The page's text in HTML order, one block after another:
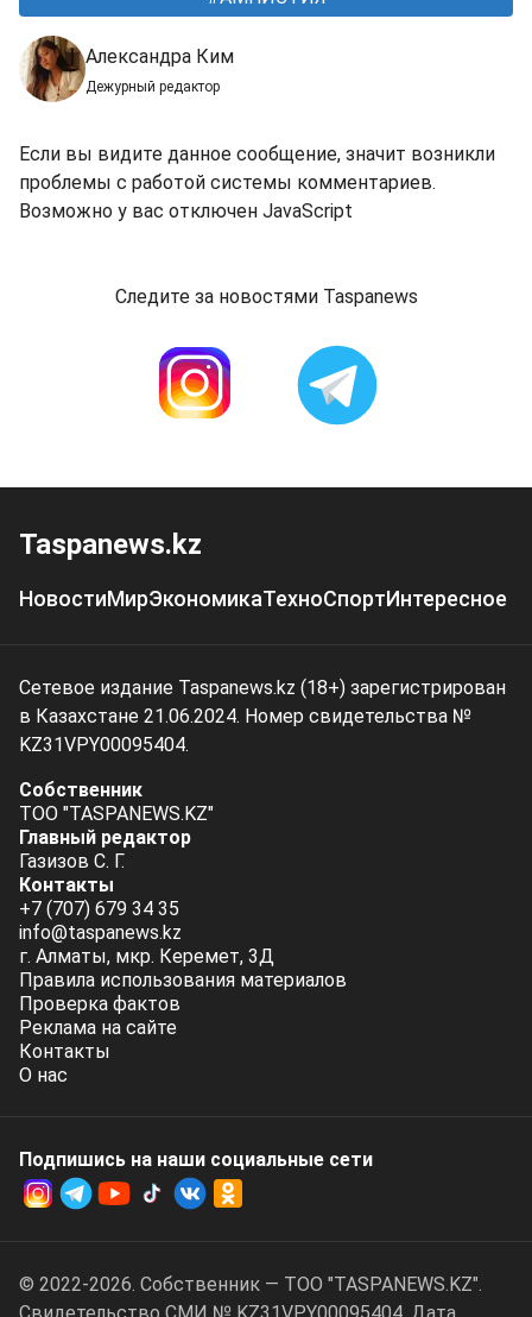
Александра Ким
Дежурный редактор
Если вы видите данное сообщение, значит возникли
проблемы с работой системы комментариев.
Возможно у вас отключен JavaScript
Следите за новостями Taspanews
Taspanews.kz
НовостиМирЭкономикаТехноСпортИнтересное
Сетевое издание Taspanews.kz (18+) зарегистрирован
в Казахстане 21.06.2024. Номер свидетельства №
KZ31VPY00095404.
Собственник
ТОО "TASPANEWS.KZ"
Главный редактор
Газизов С. Г.
Контакты
+7 (707) 679 34 35
info@taspanews.kz
г. Алматы, мкр. Керемет, 3Д
Правила использования материалов
Проверка фактов
Реклама на сайте
Контакты
О нас
Подпишись на наши социальные cети
© 2022-2026. Собственник — ТОО "TASPANEWS.KZ".